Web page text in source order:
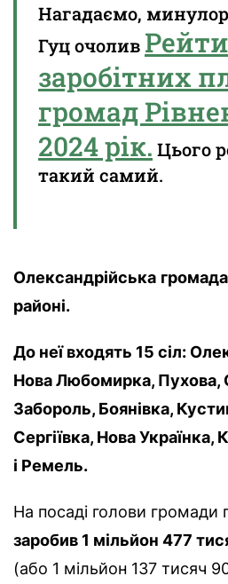
Нагадаємо,
Гуц очолив
заробітних
громад
2024 рік. Цього
такий самий.
Олександрійська
районі.
До неї входять 15 сіл:
Нова Любомирка, Пухова,
Забороль, Боянівка,
Сергіївка, Нова Українка,
і Ремель.
На посаді голови громади
заробив 1 мільйон 477
(або 1 мільйон 137 тисяч